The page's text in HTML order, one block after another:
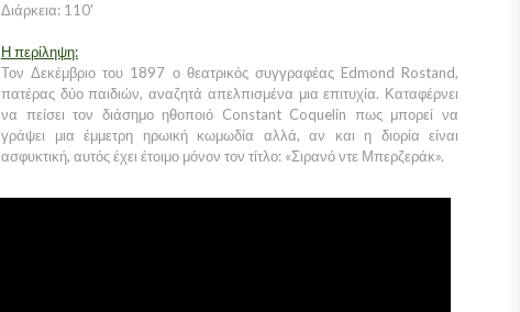
Διάρκεια: 110'
Η περίληψη:
Τον Δεκέμβριο του 1897 ο θεατρικός συγγραφέας Edmond Rostand,
πατέρας δύο παιδιών, αναζητά απελπισμένα μια επιτυχία. Καταφέρνει
να πείσει τον διάσημο ηθοποιό Constant Coquelin πως μπορεί να
γράψει μια έμμετρη ηρωική κωμωδία αλλά, αν και η διορία είναι
ασφυκτική, αυτός έχει έτοιμο μόνον τον τίτλο: «Σιρανό ντε Μπερζεράκ».